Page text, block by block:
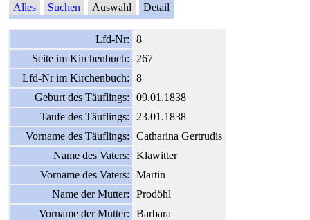
Alles Suchen Auswahl Detail
Lfd-Nr:
8
Seite im Kirchenbuch:
267
Lfd-Nr im Kirchenbuch:
8
Geburt des Täuflings:
09.01.1838
Taufe des Täuflings:
23.01.1838
Vorname des Täuflings:
Catharina Gertrudis
Name des Vaters:
Klawitter
Vorname des Vaters:
Martin
Name der Mutter:
Prodöhl
Vorname der Mutter:
Barbara